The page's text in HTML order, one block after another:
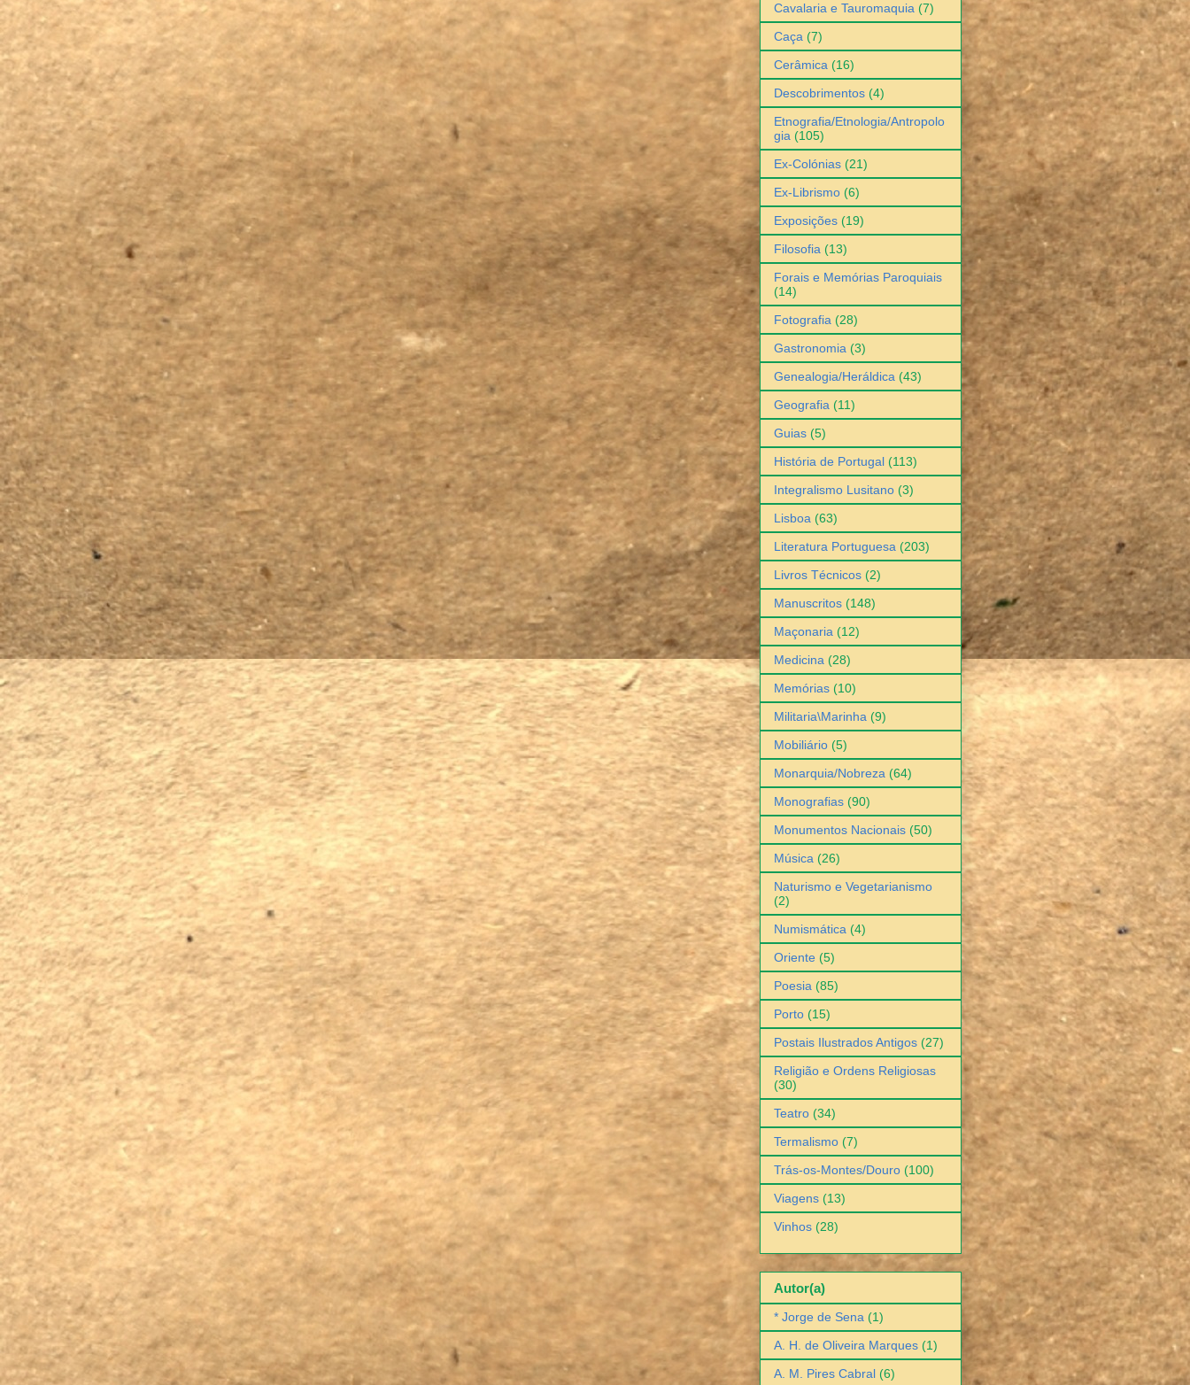
Cavalaria e Tauromaquia (7)
Caça (7)
Cerâmica (16)
Descobrimentos (4)
Etnografia/Etnologia/Antropolo
gia (105)
Ex-Colónias (21)
Ex-Librismo (6)
Exposições (19)
Filosofia (13)
Forais e Memórias Paroquiais
(14)
Fotografia (28)
Gastronomia (3)
Genealogia/Heráldica (43)
Geografia (11)
Guias (5)
História de Portugal (113)
Integralismo Lusitano (3)
Lisboa (63)
Literatura Portuguesa (203)
Livros Técnicos (2)
Manuscritos (148)
Maçonaria (12)
Medicina (28)
Memórias (10)
Militaria\Marinha (9)
Mobiliário (5)
Monarquia/Nobreza (64)
Monografias (90)
Monumentos Nacionais (50)
Música (26)
Naturismo e Vegetarianismo
(2)
Numismática (4)
Oriente (5)
Poesia (85)
Porto (15)
Postais Ilustrados Antigos (27)
Religião e Ordens Religiosas
(30)
Teatro (34)
Termalismo (7)
Trás-os-Montes/Douro (100)
Viagens (13)
Vinhos (28)
Autor(a)
* Jorge de Sena (1)
A. H. de Oliveira Marques (1)
A. M. Pires Cabral (6)